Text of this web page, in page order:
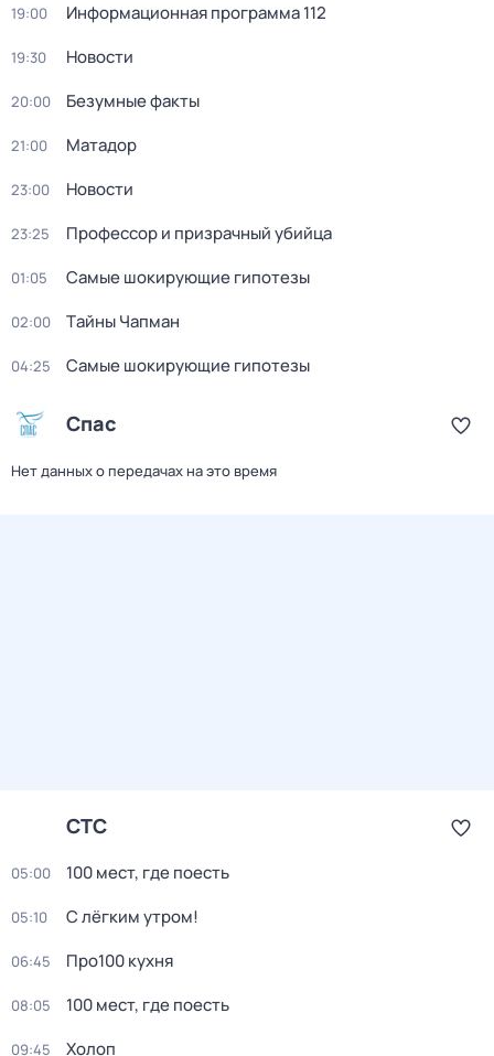
19:00 Информационная программа 112
19:30 Новости
20:00 Безумные факты
21:00 Матадор
23:00 Новости
23:25 Профессор и призрачный убийца
01:05 Самые шoкиpующие гипотезы
02:00 Тaйны Чапман
04:25 Самые шoкиpующие гипотезы
Спас
Нет данных о передачах на это время
СТС
05:00 100 мест, где поесть
05:10 С лёгким утром!
06:45 Про100 кухня
08:05 100 мест, где поесть
09:45 Холоп